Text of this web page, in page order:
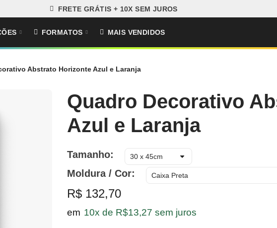
FRETE GRÁTIS + 10X SEM JUROS
FORMATOS MAIS VENDIDOS
Abstrato Horizonte Azul e Laranja
Quadro Decorativo
Azul e Laranja
Tamanho
Moldura / Cor
R$ 132,70
em 10x de R$13,27 sem juros